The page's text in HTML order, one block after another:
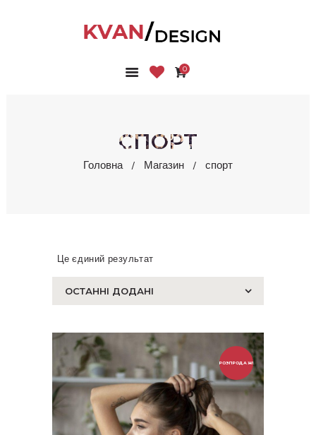
0
СПОРТ
Головна Магазин спорт
ГОЛОВНА
ПРО НАС
БЛОГ
Це єдиний результат
РОЗПРОДАЖ!